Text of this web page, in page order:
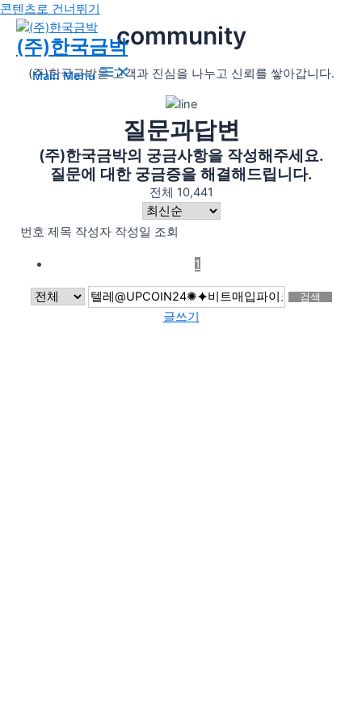
콘텐츠로 건너뛰기
(주)한국금박
Main Menu
community
(주)한국금박은 고객과 진심을 나누고 신뢰를 쌓아갑니다.
질문과답변
(주)한국금박의 궁금사항을 작성해주세요.
질문에 대한 궁금증을 해결해드립니다.
전체 10,441
번호 제목 작성자 작성일 조회
1
검색
글쓰기